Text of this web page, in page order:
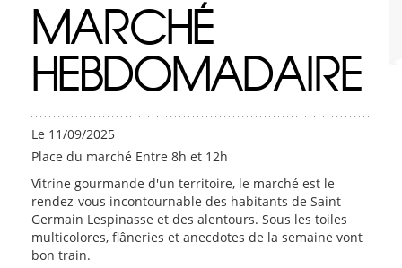
MARCHÉ
HEBDOMADAIRE
Le 11/09/2025
Place du marché Entre 8h et 12h
Vitrine gourmande d'un territoire, le marché est le
rendez-vous incontournable des habitants de Saint
Germain Lespinasse et des alentours. Sous les toiles
multicolores, flâneries et anecdotes de la semaine vont
bon train.